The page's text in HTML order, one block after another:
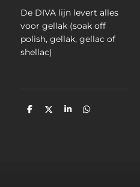
De DIVA lijn levert alles
voor gellak (soak off
polish, gellak, gellac of
shellac)
D
D
S
D